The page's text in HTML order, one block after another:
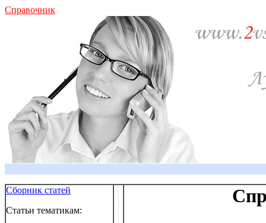
Справочник
Сборник статей
Статьи тематикам: